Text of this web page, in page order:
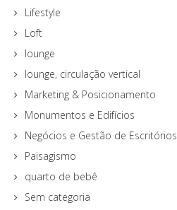
Lifestyle
Loft
lounge
lounge, circulação vertical
Marketing & Posicionamento
Monumentos e Edifícios
Negócios e Gestão de Escritórios
Paisagismo
quarto de bebê
Sem categoria